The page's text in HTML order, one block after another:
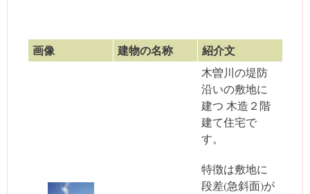
画像 建物の名称 紹介文
木曽川の堤防
沿いの敷地に
建つ 木造２階
建て住宅で
す。
特徴は敷地に
段差(急斜面)が